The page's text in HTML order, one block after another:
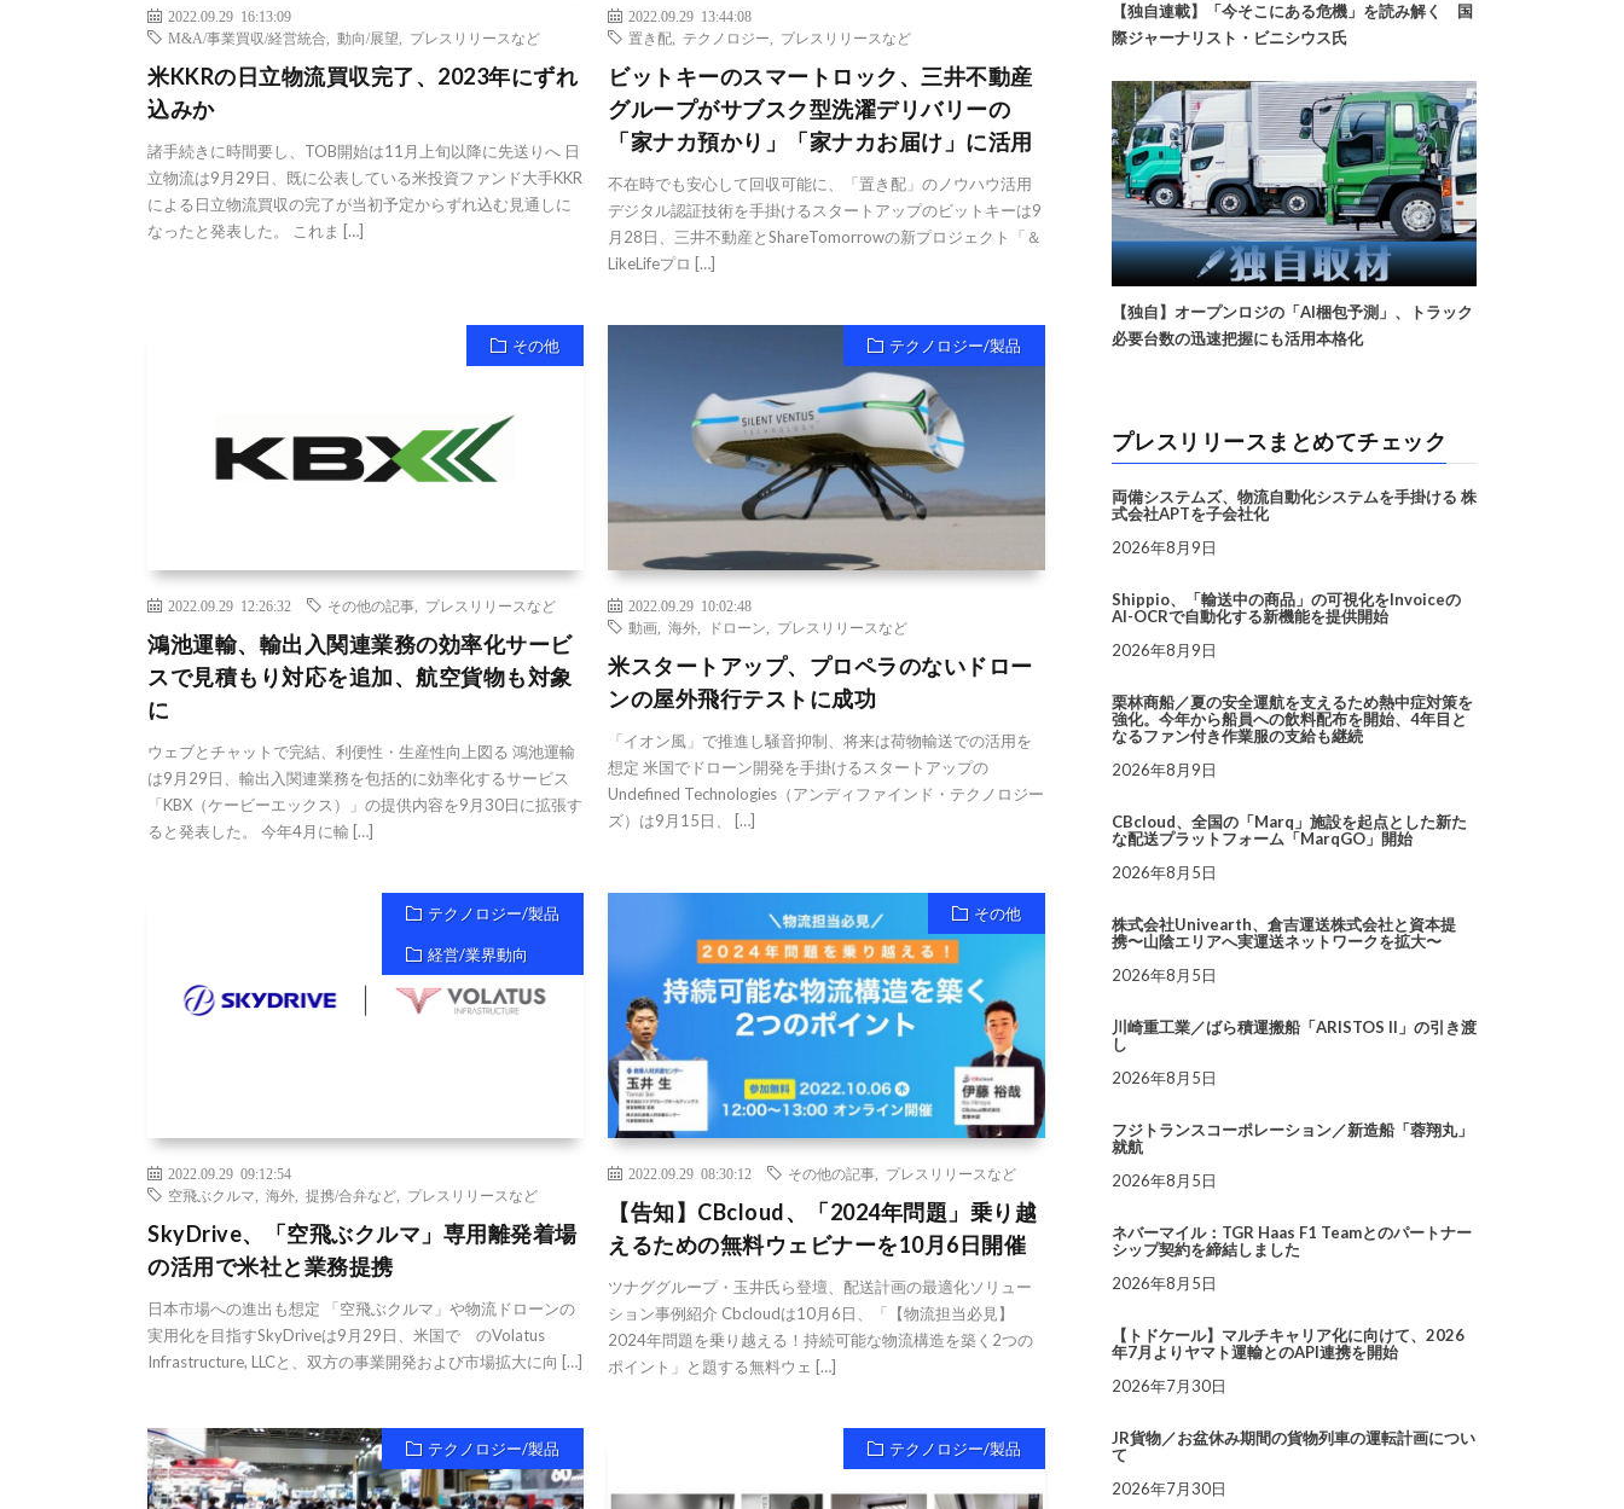
2022.09.29 16:13:09
M&A/事業買収/経営統合
動向/展望 プレスリリースなど
米KKRの日立物流買収完了、2023年にずれ
込みか
諸手続きに時間要し、TOB開始は11月上旬以降に先送りへ 日
立物流は9月29日、既に公表している米投資ファンド大手KKR
による日立物流買収の完了が当初予定からずれ込む見通しに
なったと発表した。 これま […]
2022.09.29 13:44:08
置き配
テクノロジー プレスリリースなど
ビットキーのスマートロック、三井不動産
グループがサブスク型洗濯デリバリーの
「家ナカ預かり」「家ナカお届け」に活用
不在時でも安心して回収可能に、「置き配」のノウハウ活用
デジタル認証技術を手掛けるスタートアップのビットキーは9
月28日、三井不動産とShareTomorrowの新プロジェクト「＆
LikeLifeプロ […]
その他
2022.09.29 12:26:32 その他の記事 プレスリリースなど
鴻池運輸、輸出入関連業務の効率化サービ
スで見積もり対応を追加、航空貨物も対象
に
ウェブとチャットで完結、利便性・生産性向上図る 鴻池運輸
は9月29日、輸出入関連業務を包括的に効率化するサービス
「KBX（ケービーエックス）」の提供内容を9月30日に拡張す
ると発表した。 今年4月に輸 […]
テクノロジー/製品
2022.09.29 10:02:48
動画 ,海外 ドローン プレスリリースなど
米スタートアップ、プロペラのないドロー
ンの屋外飛行テストに成功
「イオン風」で推進し騒音抑制、将来は荷物輸送での活用を
想定 米国でドローン開発を手掛けるスタートアップの
Undefined Technologies（アンディファインド・テクノロジー
ズ）は9月15日、 […]
テクノロジー/製品
経営/業界動向
2022.09.29 09:12:54
空飛ぶクルマ
海外 提携/合弁など プレスリリースなど
SkyDrive、「空飛ぶクルマ」専用離発着場
の活用で米社と業務提携
日本市場への進出も想定 「空飛ぶクルマ」や物流ドローンの
実用化を目指すSkyDriveは9月29日、米国で のVolatus
Infrastructure, LLCと、双方の事業開発および市場拡大に向 […]
その他
2022.09.29 08:30:12 その他の記事 プレスリリースなど
【告知】CBcloud、「2024年問題」乗り越
えるための無料ウェビナーを10月6日開催
ツナググループ・玉井氏ら登壇、配送計画の最適化ソリュー
ション事例紹介 Cbcloudは10月6日、「【物流担当必見】
2024年問題を乗り越える！持続可能な物流構造を築く2つの
ポイント」と題する無料ウェ […]
テクノロジー/製品 テクノロジー/製品
【独自連載】「今そこにある危機」を読み解く 国
際ジャーナリスト・ビニシウス氏
【独自】オープンロジの「AI梱包予測」、トラック
必要台数の迅速把握にも活用本格化
プレスリリースまとめてチェック
両備システムズ、物流自動化システムを手掛ける 株
式会社APTを子会社化
2026年8月9日
Shippio、「輸送中の商品」の可視化をInvoiceの
AI-OCRで自動化する新機能を提供開始
2026年8月9日
栗林商船／夏の安全運航を支えるため熱中症対策を
強化。今年から船員への飲料配布を開始、4年目と
なるファン付き作業服の支給も継続
2026年8月9日
CBcloud、全国の「Marq」施設を起点とした新た
な配送プラットフォーム「MarqGO」開始
2026年8月5日
株式会社Univearth、倉吉運送株式会社と資本提
携〜山陰エリアへ実運送ネットワークを拡大〜
2026年8月5日
川崎重工業／ばら積運搬船「ARISTOS II」の引き渡
し
2026年8月5日
フジトランスコーポレーション／新造船「蓉翔丸」
就航
2026年8月5日
ネバーマイル：TGR Haas F1 Teamとのパートナー
シップ契約を締結しました
2026年8月5日
【トドケール】マルチキャリア化に向けて、2026
年7月よりヤマト運輸とのAPI連携を開始
2026年7月30日
JR貨物／お盆休み期間の貨物列車の運転計画につい
て
2026年7月30日